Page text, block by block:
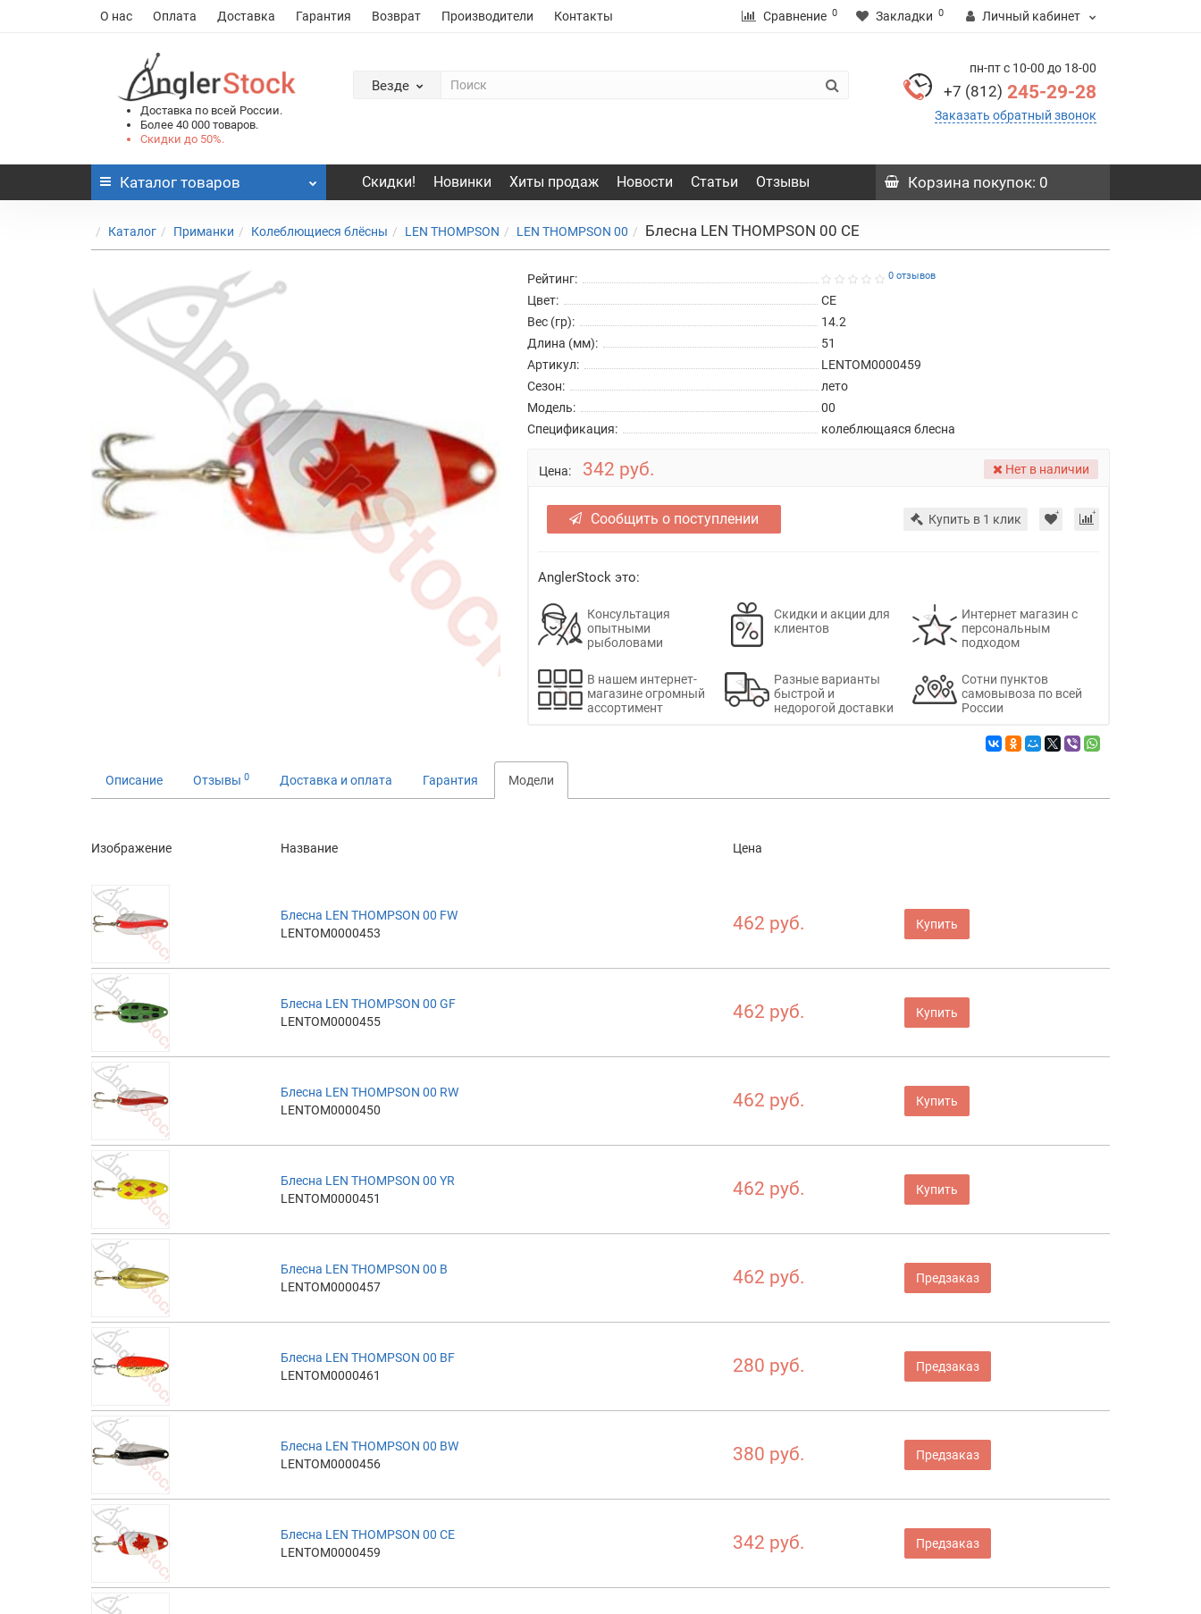
О нас Оплата Доставка Гарантия Возврат Производители Контакты Сравнение 0 Закладки 0 Личный кабинет
Доставка по всей России.
Более 40 000 товаров.
Скидки до 50%.
Везде
пн-пт с 10-00 до 18-00
+7 (812) 245-29-28
Заказать обратный звонок
Каталог товаров Скидки! Новинки Хиты продаж Новости Статьи Отзывы Корзина покупок: 0
Каталог Приманки Колеблющиеся блёсны LEN THOMPSON LEN THOMPSON 00 Блесна LEN THOMPSON 00 CE
Рейтинг: 0 отзывов
Цвет:
CE
Вес (гр):
14.2
Длина (мм):
51
Артикул:
LENTOM0000459
Сезон:
лето
Модель:
00
Спецификация:
колеблющаяся блесна
Цена: 342 руб. Нет в наличии
Сообщить о поступлении Купить в 1 клик
AnglerStock это:
Консультация
опытными
рыболовами
Скидки и акции для
клиентов
Интернет магазин с
персональным
подходом
В нашем интернет-
магазине огромный
ассортимент
Разные варианты
быстрой и
недорогой доставки
Сотни пунктов
самовывоза по всей
России
Описание Отзывы 0 Доставка и оплата Гарантия Модели
Изображение Название Цена
Блесна LEN THOMPSON 00 FW
LENTOM0000453
462 руб. Купить
Блесна LEN THOMPSON 00 GF
LENTOM0000455
462 руб. Купить
Блесна LEN THOMPSON 00 RW
LENTOM0000450
462 руб. Купить
Блесна LEN THOMPSON 00 YR
LENTOM0000451
462 руб. Купить
Блесна LEN THOMPSON 00 B
LENTOM0000457
462 руб. Предзаказ
Блесна LEN THOMPSON 00 BF
LENTOM0000461
280 руб. Предзаказ
Блесна LEN THOMPSON 00 BW
LENTOM0000456
380 руб. Предзаказ
Блесна LEN THOMPSON 00 CE
LENTOM0000459
342 руб. Предзаказ